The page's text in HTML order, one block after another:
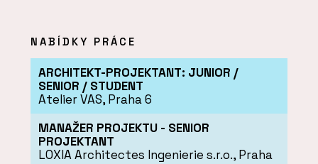
NABÍDKY PRÁCE
ARCHITEKT-PROJEKTANT: JUNIOR /
SENIOR / STUDENT
Atelier VAS, Praha 6
MANAŽER PROJEKTU - SENIOR
PROJEKTANT
LOXIA Architectes Ingenierie s.r.o., Praha